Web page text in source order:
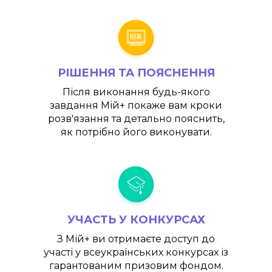
РІШЕННЯ ТА ПОЯСНЕННЯ
Після виконання будь-якого
завдання Мій+ покаже вам кроки
розв'язання та детально пояснить,
як потрібно його виконувати.
УЧАСТЬ У КОНКУРСАХ
З Мій+ ви отримаєте доступ до
участі у всеукраїнських конкурсах із
гарантованим призовим фондом.